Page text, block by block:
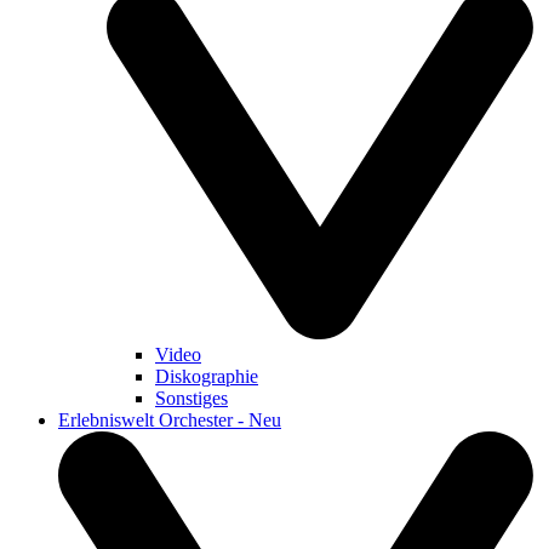
Video
Diskographie
Sonstiges
Erlebniswelt Orchester - Neu